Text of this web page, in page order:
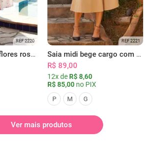
REF 2220
Saia midi branca flores rosas com bolsos
REF 2221
Saia midi bege cargo com bolsos
R$ 89,00
12x de R$ 8,60
R$ 85,00 no PIX
P M G
Ver mais produtos